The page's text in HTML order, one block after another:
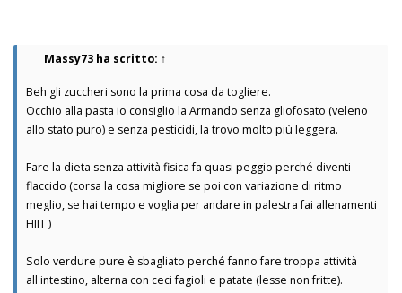
Massy73 ha scritto: ↑
Beh gli zuccheri sono la prima cosa da togliere.
Occhio alla pasta io consiglio la Armando senza gliofosato (veleno
allo stato puro) e senza pesticidi, la trovo molto più leggera.
Fare la dieta senza attività fisica fa quasi peggio perché diventi
flaccido (corsa la cosa migliore se poi con variazione di ritmo
meglio, se hai tempo e voglia per andare in palestra fai allenamenti
HIIT )
Solo verdure pure è sbagliato perché fanno fare troppa attività
all'intestino, alterna con ceci fagioli e patate (lesse non fritte).